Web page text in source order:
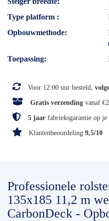
Type platform
Opbouwmethode
Toepassing
Voor 12:00 uur besteld,
Gratis verzending vanaf
5 jaar fabrieksgarantie op je
Klantenbeoordeling 9,5/10
Professionele
135x185 11,2 m
CarbonDeck -